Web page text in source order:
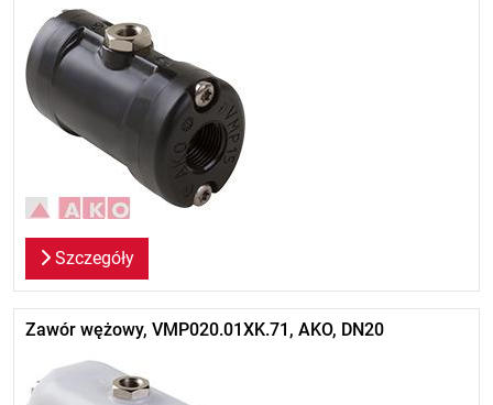
Szczegóły
Zawór wężowy, VMP020.01XK.71, AKO, DN20